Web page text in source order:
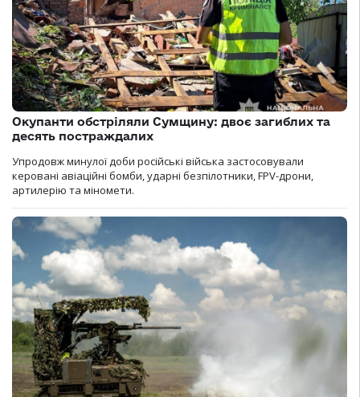
Окупанти обстріляли Сумщину: двоє загиблих та
десять постраждалих
Упродовж минулої доби російські війська застосовували
керовані авіаційні бомби, ударні безпілотники, FPV-дрони,
артилерію та міномети.